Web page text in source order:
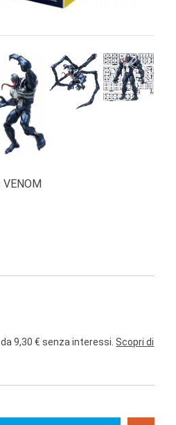
da 9,30 € senza interessi.Scopri di